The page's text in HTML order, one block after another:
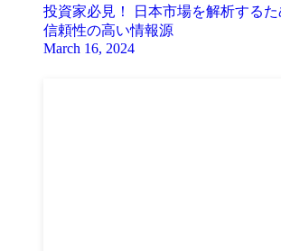
投資家必見！ 日本市場を解析する
信頼性の高い情報源
March 16, 2024